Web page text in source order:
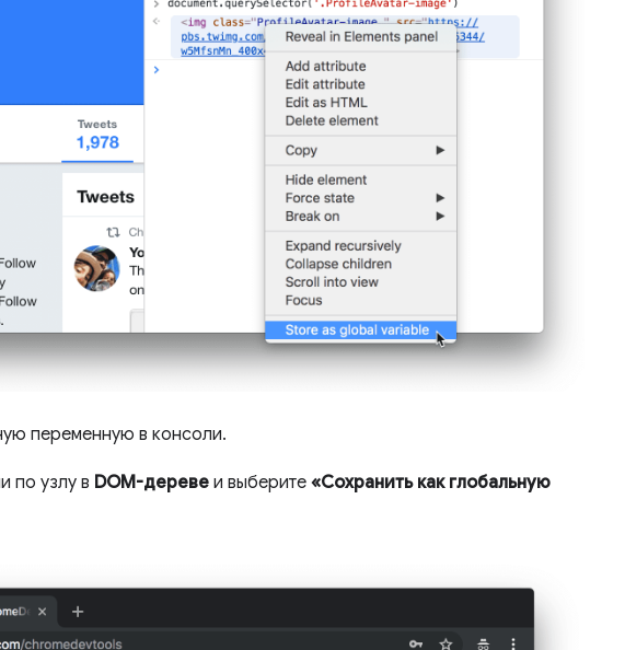
переменную в консоли.
по узлу в DOM-дереве и выберите «Сохранить как глобальную